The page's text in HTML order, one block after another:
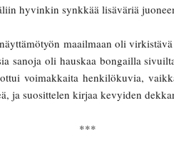
hyvinkin synkkää lisäväriä
maailmaan oli
sanoja oli hauskaa bongailla
voimakkaita henkilökuvia,
ja suosittelen kirjaa kevyiden
***